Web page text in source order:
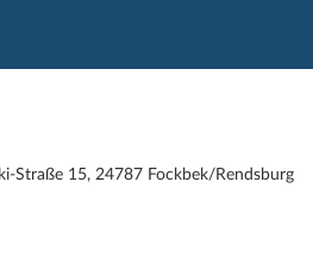
Straße 15, 24787 Fockbek/Rendsburg